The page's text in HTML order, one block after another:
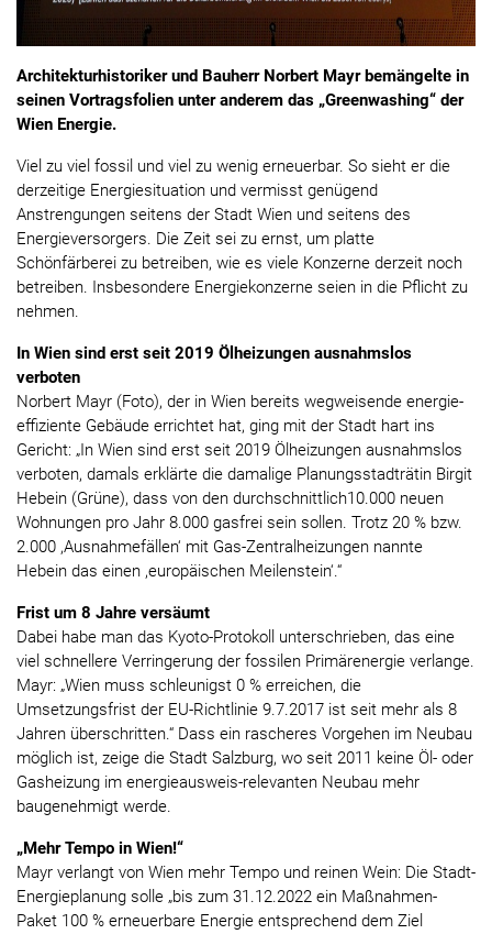
Architekturhistoriker und Bauherr Norbert Mayr bemängelte in
seinen Vortragsfolien unter anderem das „Greenwashing“ der
Wien Energie.
Viel zu viel fossil und viel zu wenig erneuerbar. So sieht er die
derzeitige Energiesituation und vermisst genügend
Anstrengungen seitens der Stadt Wien und seitens des
Energieversorgers. Die Zeit sei zu ernst, um platte
Schönfärberei zu betreiben, wie es viele Konzerne derzeit noch
betreiben. Insbesondere Energiekonzerne seien in die Pflicht zu
nehmen.
In Wien sind erst seit 2019 Ölheizungen ausnahmslos
verboten
Norbert Mayr (Foto), der in Wien bereits wegweisende energie-
effiziente Gebäude errichtet hat, ging mit der Stadt hart ins
Gericht: „In Wien sind erst seit 2019 Ölheizungen ausnahmslos
verboten, damals erklärte die damalige Planungsstadträtin Birgit
Hebein (Grüne), dass von den durchschnittlich10.000 neuen
Wohnungen pro Jahr 8.000 gasfrei sein sollen. Trotz 20 % bzw.
2.000 ,Ausnahmefällen‘ mit Gas-Zentralheizungen nannte
Hebein das einen ,europäischen Meilenstein‘.“
Frist um 8 Jahre versäumt
Dabei habe man das Kyoto-Protokoll unterschrieben, das eine
viel schnellere Verringerung der fossilen Primärenergie verlange.
Mayr: „Wien muss schleunigst 0 % erreichen, die
Umsetzungsfrist der EU-Richtlinie 9.7.2017 ist seit mehr als 8
Jahren überschritten.“ Dass ein rascheres Vorgehen im Neubau
möglich ist, zeige die Stadt Salzburg, wo seit 2011 keine Öl- oder
Gasheizung im energieausweis-relevanten Neubau mehr
baugenehmigt werde.
„Mehr Tempo in Wien!“
Mayr verlangt von Wien mehr Tempo und reinen Wein: Die Stadt-
Energieplanung solle „bis zum 31.12.2022 ein Maßnahmen-
Paket 100 % erneuerbare Energie entsprechend dem Ziel